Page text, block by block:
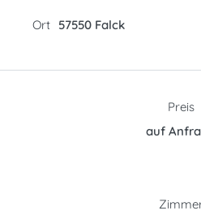
Ort 57550 Falck
Preis
auf